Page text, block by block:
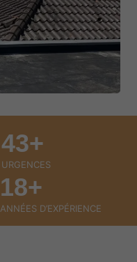
3
+
43+
URGENCES
1
8
+
18+
ANNÉES D’EXPÉRIENCE